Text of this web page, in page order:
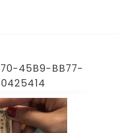
45B9-BB77-